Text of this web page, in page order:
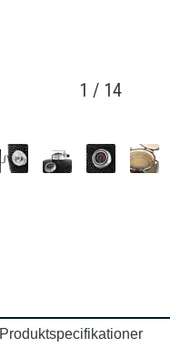
1 / 14
Produktspecifikationer